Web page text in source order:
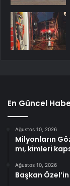
En Güncel
Ağustos 10, 2026
Milyonların
mı, kimleri
Ağustos 10, 2026
Başkan